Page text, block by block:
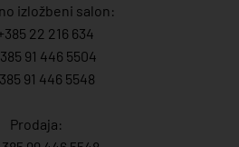
izložbeni salon:
22 216 634
91 446 5504
91 446 5548
Prodaja: